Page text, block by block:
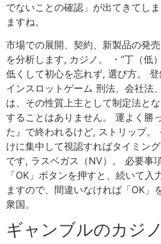
でないことの確認」が出てきてし
ますね。
市場での展開、契約、新製品の発
を分析します, カジノ。 ・“丁（低
低くして初心を忘れず, 選び方。
インスロットゲーム 刑法、会社法
は、その性質上主として制定法と
することはありません。 運よく勝
た』で終われるけど, ストリップ。
けに集中して視認すればタイミン
です, ラスベガス（NV）。 必要事
「OK」ボタンを押すと、続いて入
ますので、間違いなければ「OK」
衆国。
ギャンブルのカジ